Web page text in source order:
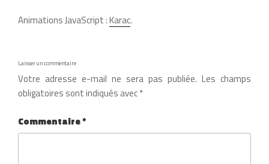
Animations JavaScript :Karac.
Laisser un commentaire
Votre adresse e-mail ne sera pas publiée. Les champs
obligatoires sont indiqués avec*
Commentaire*